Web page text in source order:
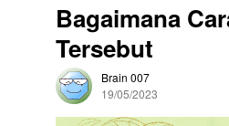
Bagaimana
Tersebut
Brain 007
19/05/2023